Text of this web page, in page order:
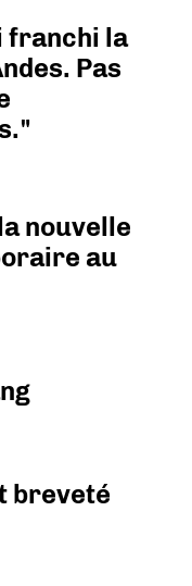
franchi la
Pas
nouvelle
au
breveté